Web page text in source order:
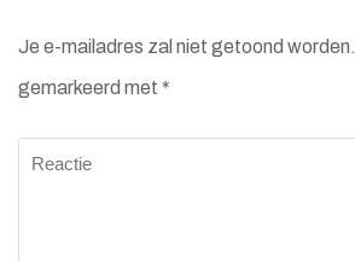
Je e-mailadres zal niet getoond worden.
gemarkeerd met *
Reactie